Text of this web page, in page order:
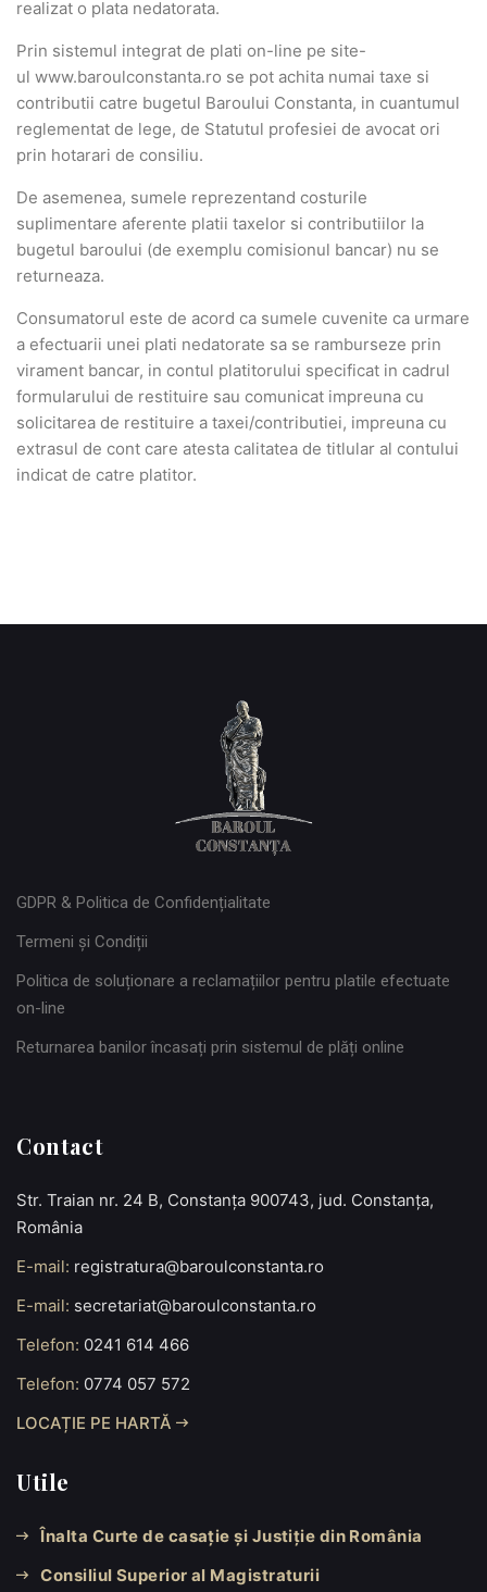
realizat o plata nedatorata.
Prin sistemul integrat de plati on-line pe site-
ul www.baroulconstanta.ro se pot achita numai taxe si
contributii catre bugetul Baroului Constanta, in cuantumul
reglementat de lege, de Statutul profesiei de avocat ori
prin hotarari de consiliu.
De asemenea, sumele reprezentand costurile
suplimentare aferente platii taxelor si contributiilor la
bugetul baroului (de exemplu comisionul bancar) nu se
returneaza.
Consumatorul este de acord ca sumele cuvenite ca urmare
a efectuarii unei plati nedatorate sa se ramburseze prin
virament bancar, in contul platitorului specificat in cadrul
formularului de restituire sau comunicat impreuna cu
solicitarea de restituire a taxei/contributiei, impreuna cu
extrasul de cont care atesta calitatea de titlular al contului
indicat de catre platitor.
GDPR & Politica de Confidențialitate
Termeni și Condiții
Politica de soluționare a reclamațiilor pentru platile efectuate
on-line
Returnarea banilor încasați prin sistemul de plăți online
Contact
Str. Traian nr. 24 B, Constanța 900743, jud. Constanța,
România
E-mail: registratura@baroulconstanta.ro
E-mail: secretariat@baroulconstanta.ro
Telefon: 0241 614 466
Telefon: 0774 057 572
LOCAȚIE PE HARTĂ
Utile
Înalta Curte de casație și Justiție din România
Consiliul Superior al Magistraturii